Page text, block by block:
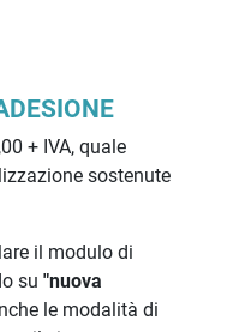
+ IVA, quale
sostenute
il modulo di
su "nuova
le modalità di